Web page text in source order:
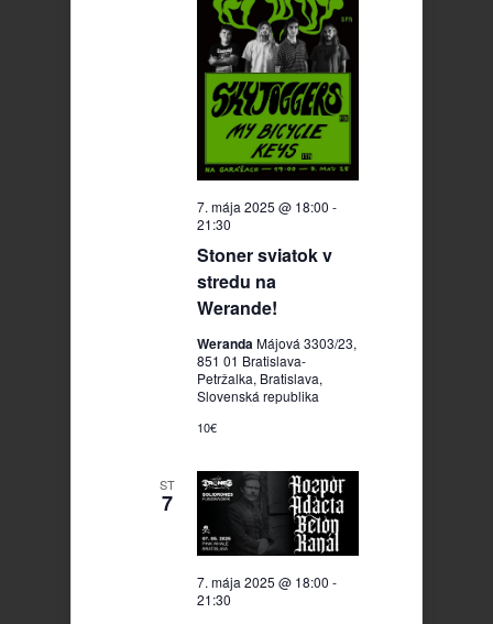
Stoner sviatok v
stredu na
Werande!
7. mája 2025 @ 18:00 -
21:30
WerandaMájová 3303/23,
851 01 Bratislava-
Petržalka, Bratislava,
Slovenská republika
10€
ST
7
7. mája 2025 @ 18:00 -
21:30